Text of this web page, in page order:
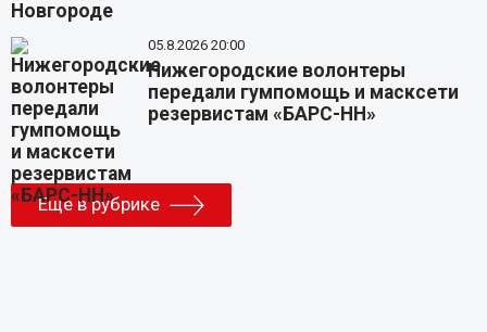
05.8.2026 20:00
Нижегородские волонтеры
передали гумпомощь и масксети
резервистам «БАРС-НН»
Еще в рубрике